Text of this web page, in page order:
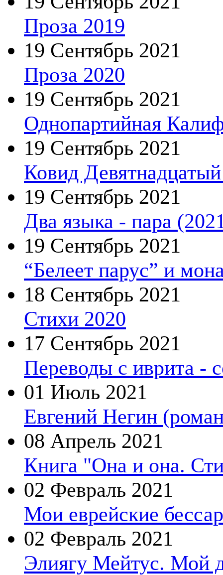
Проза 2019
19 Сентябрь 2021
Проза 2020
19 Сентябрь 2021
Однопартийная
19 Сентябрь 2021
Ковид
19 Сентябрь 2021
Два языка - пара
19 Сентябрь 2021
“Белеет парус” и
18 Сентябрь 2021
Стихи 2020
17 Сентябрь 2021
Переводы с иврита -
01 Июль 2021
Евгений Негин
08 Апрель 2021
Книга "Она и она.
02 Февраль 2021
Мои еврейские
02 Февраль 2021
Элиягу Мейтус. Мой